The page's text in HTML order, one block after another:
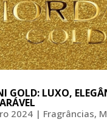
GOLD: LUXO,
2024| Fragrâncias,